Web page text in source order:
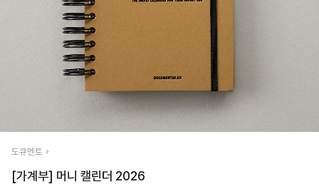
도큐멘토
[가계부] 머니 캘린더 2026